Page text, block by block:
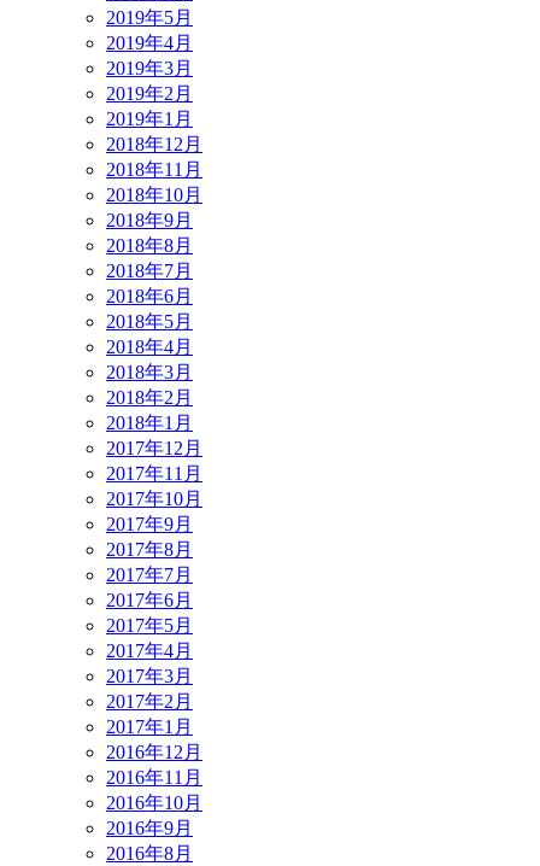
2019年5月
2019年4月
2019年3月
2019年2月
2019年1月
2018年12月
2018年11月
2018年10月
2018年9月
2018年8月
2018年7月
2018年6月
2018年5月
2018年4月
2018年3月
2018年2月
2018年1月
2017年12月
2017年11月
2017年10月
2017年9月
2017年8月
2017年7月
2017年6月
2017年5月
2017年4月
2017年3月
2017年2月
2017年1月
2016年12月
2016年11月
2016年10月
2016年9月
2016年8月